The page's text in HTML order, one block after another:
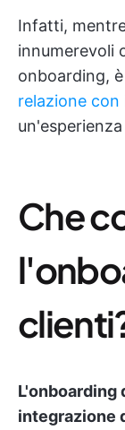
Infatti,
innumerevoli
onboarding,
relazione con
Che
L'onboarding
integrazione